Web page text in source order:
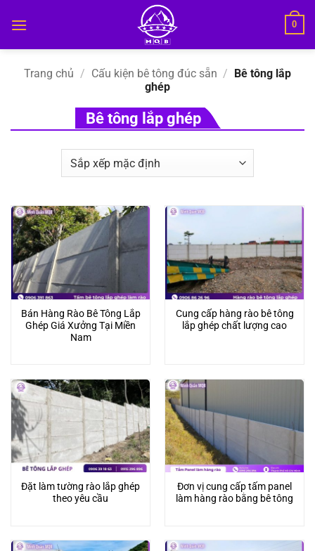
qua
0
Trang chủ / Cấu kiện bê tông đúc sẵn / Bê tông lắp
ghép
Bê tông lắp ghép
Bán Hàng Rào Bê Tông Lắp
Ghép Giá Xưởng Tại Miền
Nam
Cung cấp hàng rào bê tông
lắp ghép chất lượng cao
Đặt làm tường rào lắp ghép
theo yêu cầu
Đơn vị cung cấp tấm panel
làm hàng rào bằng bê tông